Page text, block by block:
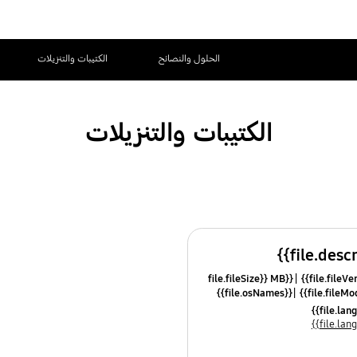
الحلول والنصائح الكتيبات والتنزيلات
الكتيبات والتنزيلات
{{file.fileSize}} MB
{{file.osNames}}